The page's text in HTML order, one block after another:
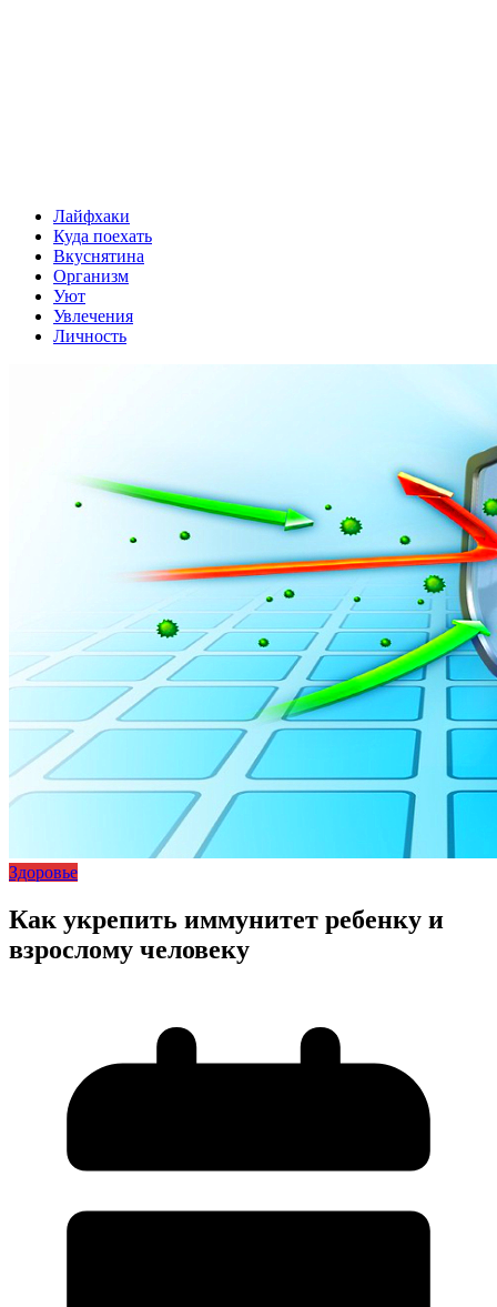
Лайфхаки
Куда поехать
Вкуснятина
Организм
Уют
Увлечения
Личность
Здоровье
Как укрепить иммунитет ребенку и
взрослому человеку